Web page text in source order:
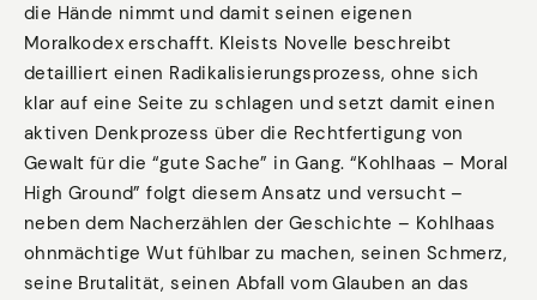
die Hände nimmt und damit seinen eigenen
Moralkodex erschafft. Kleists Novelle beschreibt
detailliert einen Radikalisierungsprozess, ohne sich
klar auf eine Seite zu schlagen und setzt damit einen
aktiven Denkprozess über die Rechtfertigung von
Gewalt für die “gute Sache” in Gang. “Kohlhaas – Moral
High Ground” folgt diesem Ansatz und versucht –
neben dem Nacherzählen der Geschichte – Kohlhaas
ohnmächtige Wut fühlbar zu machen, seinen Schmerz,
seine Brutalität, seinen Abfall vom Glauben an das